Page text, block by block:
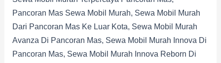
Pancoran Mas Sewa Mobil Murah, Sewa Mobil Murah
Dari Pancoran Mas Ke Luar Kota, Sewa Mobil Murah
Avanza Di Pancoran Mas, Sewa Mobil Murah Innova Di
Pancoran Mas, Sewa Mobil Murah Innova Reborn Di